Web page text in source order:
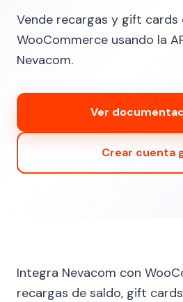
Vende recargas y gift
WooCommerce usando la
Nevacom.
Ver
Crear cuenta
Integra Nevacom con
recargas de saldo, gift